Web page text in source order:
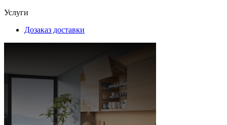
Услуги
Дозаказ доставки